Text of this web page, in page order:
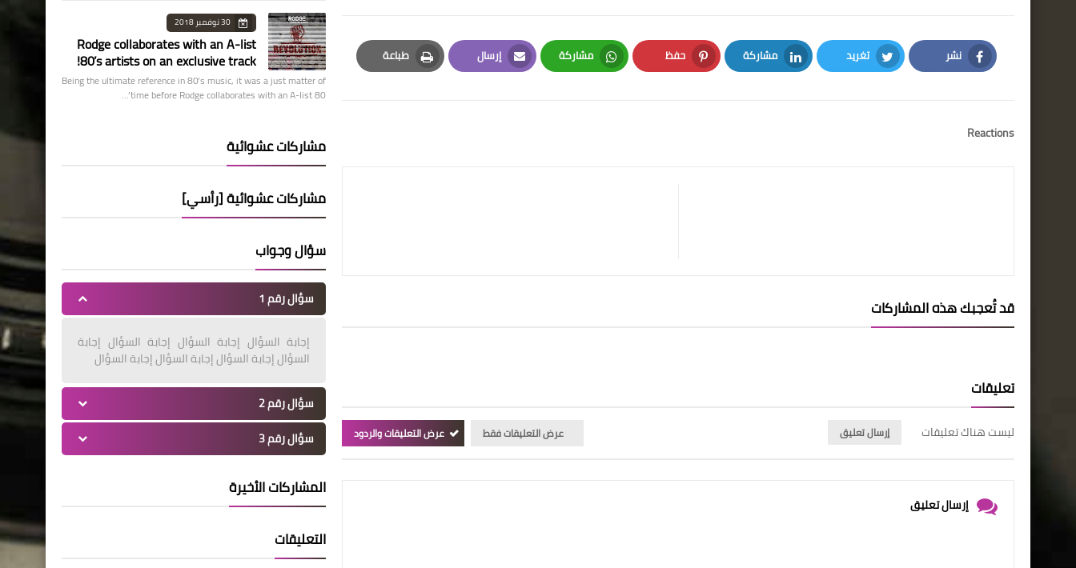
نشر
Facebook
تغريد
Twitter
مشاركة
LinkedIn
حفظ
Pinterest
مشاركة
Whatsapp
إرسال
Email
طباعة
Print
Reactions
قد تُعجبك هذه المشاركات
تعليقات
ليست هناك تعليقات إرسال تعليق عرض التعليقات فقط عرض التعليقات والردود
إرسال تعليق
30 نوفمبر 2018
Rodge collaborates with an A-list
80’s artists on an exclusive track!
Being the ultimate reference in 80’s music, it was a just matter of
time before Rodge collaborates with an A-list 80’…
مشاركات عشوائية
مشاركات عشوائية [رأسي]
سؤال وجواب
سؤال رقم 1
إجابة السؤال إجابة السؤال إجابة السؤال إجابة
السؤال إجابة السؤال إجابة السؤال إجابة السؤال
سؤال رقم 2
سؤال رقم 3
المشاركات الأخيرة
التعليقات